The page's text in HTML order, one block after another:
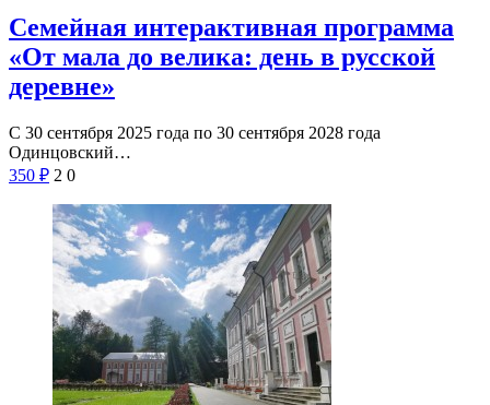
Семейная интерактивная программа
«От мала до велика: день в русской
деревне»
С 30 сентября 2025 года по 30 сентября 2028 года
Одинцовский…
350 ₽ 2 0